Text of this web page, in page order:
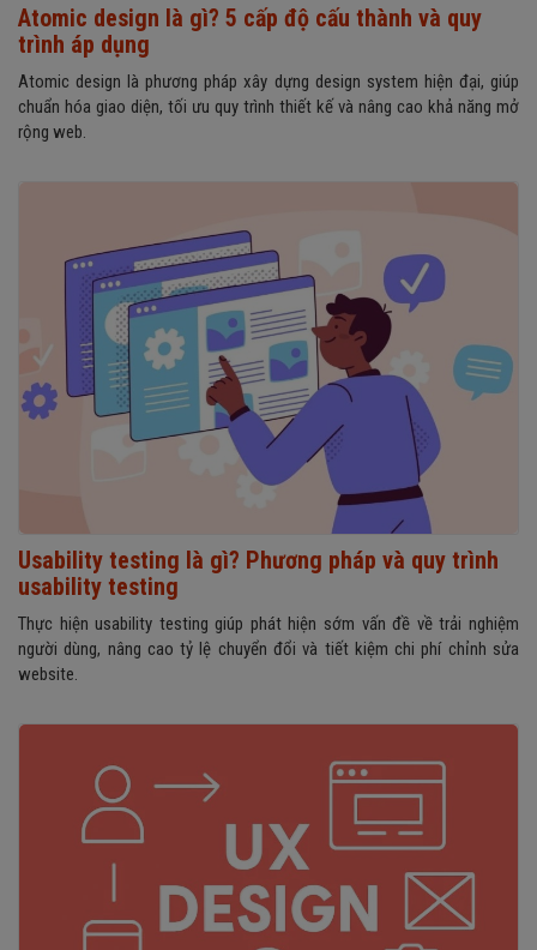
Atomic design là gì? 5 cấp độ cấu thành và quy
trình áp dụng
Atomic design là phương pháp xây dựng design system hiện đại, giúp
chuẩn hóa giao diện, tối ưu quy trình thiết kế và nâng cao khả năng mở
rộng web.
Usability testing là gì? Phương pháp và quy trình
usability testing
Thực hiện usability testing giúp phát hiện sớm vấn đề về trải nghiệm
người dùng, nâng cao tỷ lệ chuyển đổi và tiết kiệm chi phí chỉnh sửa
website.